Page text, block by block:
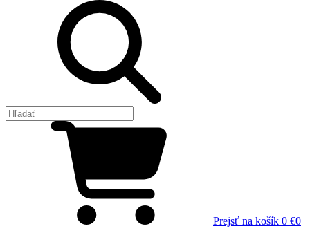
Prejsť na košík 0 €0